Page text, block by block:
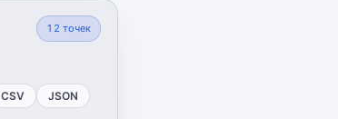
12 точек
CSV JSON